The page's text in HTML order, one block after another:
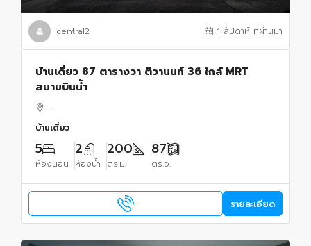
central2 1 สัปดาห์ ที่ผ่านมา
บ้านเดี่ยว 87 ตารางวา ติวานนท์ 36 ใกล้ MRT
สนามบินน้ำ
-
บ้านเดี่ยว
5
ห้องนอน
2
ห้องน้ำ
200
ตร.ม.
87
ตร.ว.
รายละเอียด